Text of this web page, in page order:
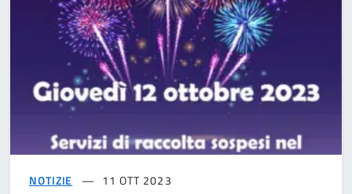
NOTIZIE 11 OTT 2023